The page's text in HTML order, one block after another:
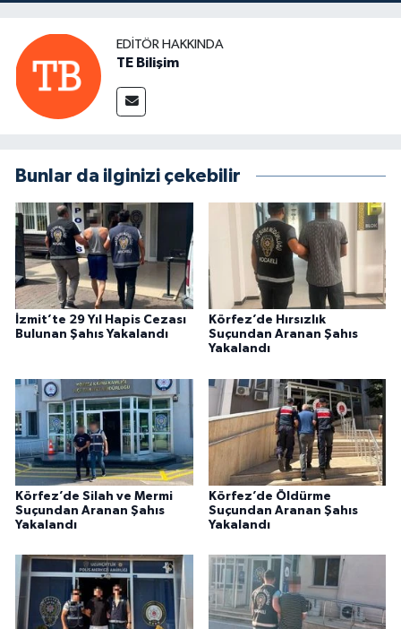
EDITÖR HAKKINDA
TE Bilişim
Bunlar da ilginizi çekebilir
İzmit’te 29 Yıl Hapis Cezası
Bulunan Şahıs Yakalandı
Körfez’de Hırsızlık
Suçundan Aranan Şahıs
Yakalandı
Körfez’de Silah ve Mermi
Suçundan Aranan Şahıs
Yakalandı
Körfez’de Öldürme
Suçundan Aranan Şahıs
Yakalandı